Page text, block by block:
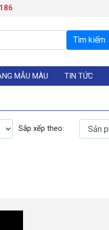
MẪU MÀU TIN TỨC
Sắp xếp theo: